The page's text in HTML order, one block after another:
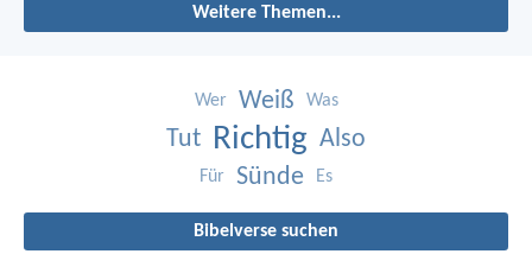
Weitere Themen...
Wer Weiß Was
Tut Richtig Also
Für Sünde Es
Bibelverse suchen